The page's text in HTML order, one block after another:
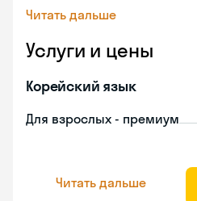
Читать дальше
Услуги и цены
Корейский язык
Для взрослых - премиум
Читать дальше